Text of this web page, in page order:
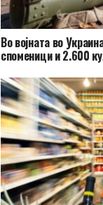
Во војната во
споменици и 2.600